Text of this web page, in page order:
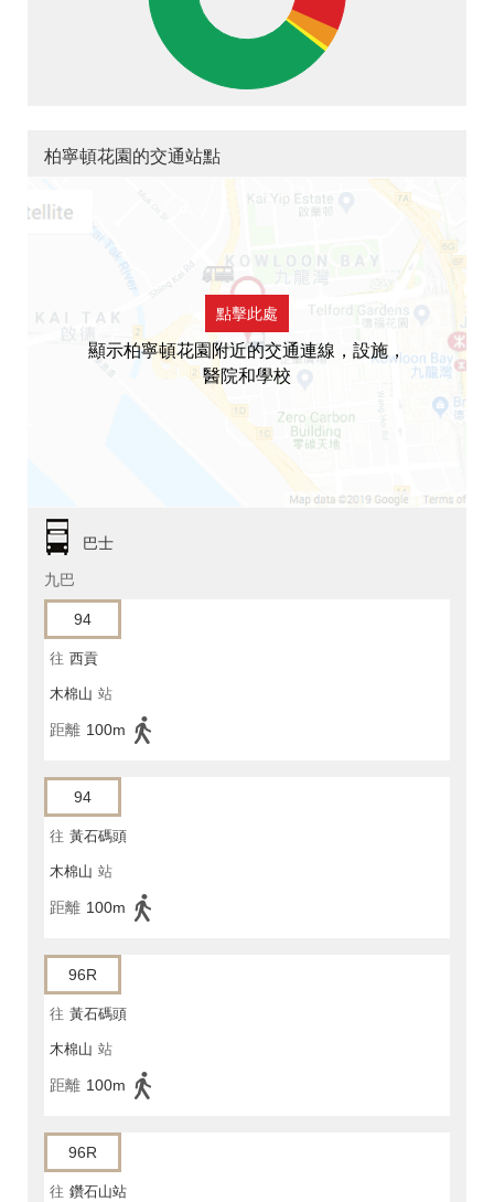
柏寧頓花園的交通站點
點擊此處
顯示柏寧頓花園附近的交通連線，設施，
醫院和學校
巴士
九巴
94
往 西貢
木棉山 站
距離 100m
94
往 黃石碼頭
木棉山 站
距離 100m
96R
往 黃石碼頭
木棉山 站
距離 100m
96R
往 鑽石山站